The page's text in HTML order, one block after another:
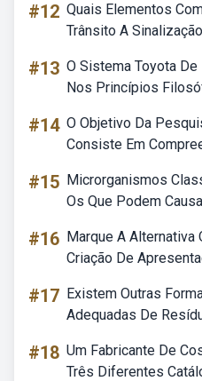
#12 Quais Elementos
Trânsito A
#13 O Sistema Toyota
Nos Princípios
#14 O Objetivo Da
Consiste Em
#15 Microrganismos
Os Que Podem
#16 Marque A Alternativa
Criação De
#17 Existem Outras
Adequadas De
#18 Um Fabricante De
Três Diferentes